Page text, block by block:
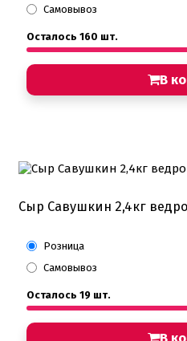
Самовывоз
Осталось 160 шт.
В
Сыр Савушкин 2,4кг ведро
Розница
Самовывоз
Осталось 19 шт.